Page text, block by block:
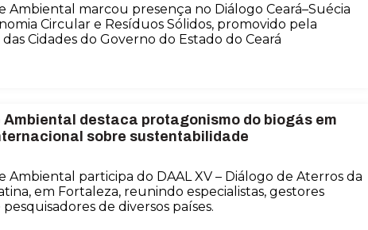
Ambiental marcou presença no Diálogo Ceará–Suécia
Circular e Resíduos Sólidos, promovido pela
Cidades do Governo do Estado do Ceará
Ambiental destaca protagonismo do biogás em
sobre sustentabilidade
Ambiental participa do DAAL XV – Diálogo de Aterros da
em Fortaleza, reunindo especialistas, gestores
de diversos países.